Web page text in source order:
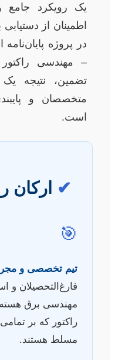
یک رویکرد جامع
اطمینان از
در پروژه
– مهندسی
تضمین، نتیجه یک
متخصصان و
است.
✔ ارکان
🎯
تیم تخصصی و
فارغ‌التحصیلان و
مهندسی برق
راکتور که بر
مسلط هستند.